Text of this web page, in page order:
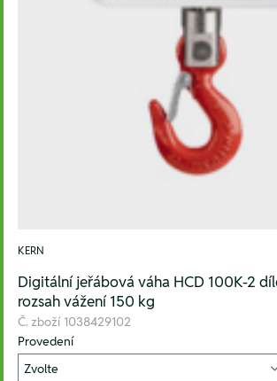
KERN
Digitální jeřábová váha HCD 100K-2
rozsah vážení 150 kg
Č. zboží 1038429102
Provedení